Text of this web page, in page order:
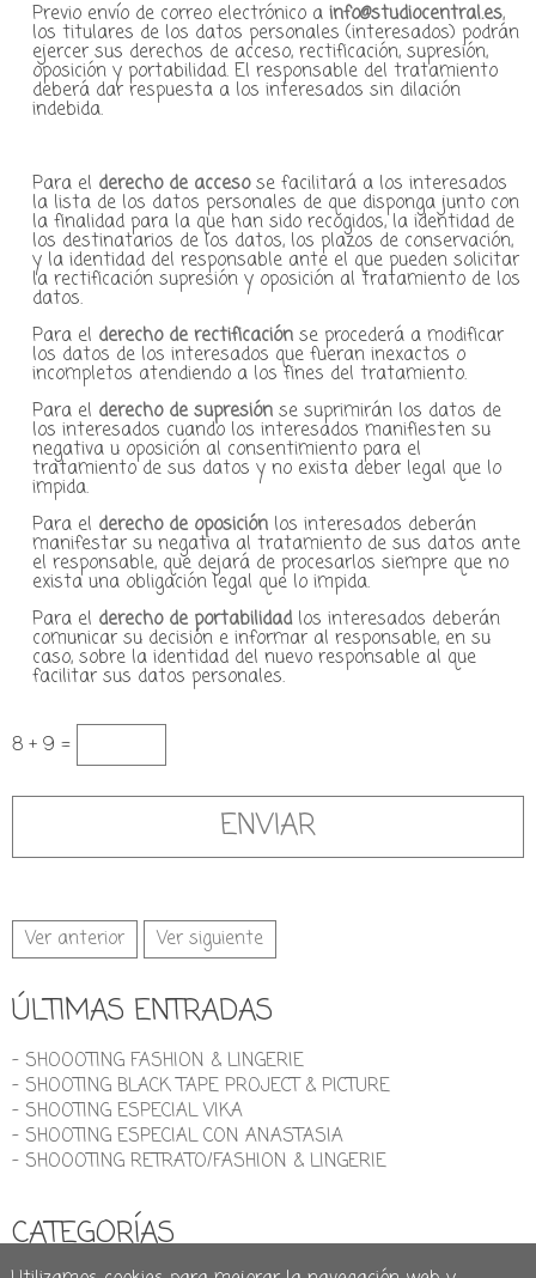
Previo envío de correo electrónico a info@studiocentral.es,
los titulares de los datos personales (interesados) podrán
ejercer sus derechos de acceso, rectificación, supresión,
oposición y portabilidad. El responsable del tratamiento
deberá dar respuesta a los interesados sin dilación
indebida.
Para el derecho de accesose facilitará a los interesados
la lista de los datos personales de que disponga junto con
la finalidad para la que han sido recogidos, la identidad de
los destinatarios de los datos, los plazos de conservación,
y la identidad del responsable ante el que pueden solicitar
la rectificación supresión y oposición al tratamiento de los
datos.
Para el derecho de rectificaciónse procederá a modificar
los datos de los interesados que fueran inexactos o
incompletos atendiendo a los fines del tratamiento.
Para el derecho de supresiónse suprimirán los datos de
los interesados cuando los interesados manifiesten su
negativa u oposición al consentimiento para el
tratamiento de sus datos y no exista deber legal que lo
impida.
Para el derecho de oposiciónlos interesados deberán
manifestar su negativa al tratamiento de sus datos ante
el responsable, que dejará de procesarlos siempre que no
exista una obligación legal que lo impida.
Para el derecho de portabilidadlos interesados deberán
comunicar su decisión e informar al responsable, en su
caso, sobre la identidad del nuevo responsable al que
facilitar sus datos personales.
8 + 9 =
Ver anterior Ver siguiente
ÚLTIMAS ENTRADAS
- SHOOOTING FASHION & LINGERIE
- SHOOTING BLACK TAPE PROJECT & PICTURE
- SHOOTING ESPECIAL VIKA
- SHOOTING ESPECIAL CON ANASTASIA
- SHOOOTING RETRATO/FASHION & LINGERIE
CATEGORÍAS